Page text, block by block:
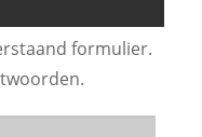
formulier.